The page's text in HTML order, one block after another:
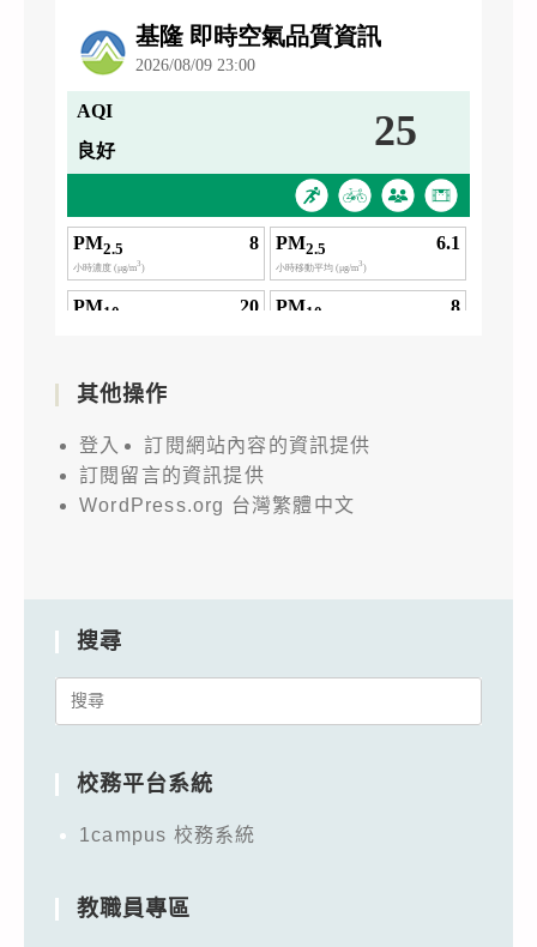
其他操作
登入
訂閱網站內容的資訊提供
訂閱留言的資訊提供
WordPress.org 台灣繁體中文
搜尋
Search
校務平台系統
1campus 校務系統
教職員專區